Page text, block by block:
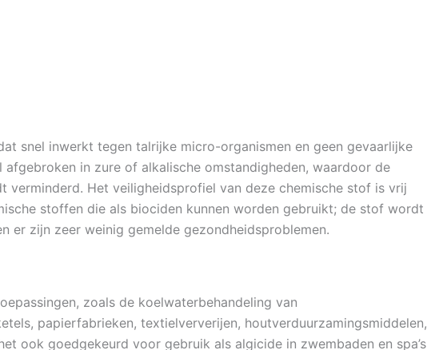
snel inwerkt tegen talrijke micro-organismen en geen gevaarlijke
in zure of alkalische omstandigheden, waardoor de
verminderd. Het veiligheidsprofiel van deze chemische stof is vrij
stoffen die als biociden kunnen worden gebruikt; de stof wordt
er zijn zeer weinig gemelde gezondheidsproblemen.
zoals de koelwaterbehandeling van
papierfabrieken, textielververijen, houtverduurzamingsmiddelen,
ook goedgekeurd voor gebruik als algicide in zwembaden en spa’s